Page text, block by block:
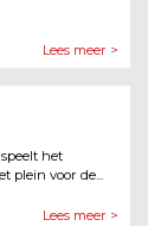
Lees meer >
het
plein voor de...
Lees meer >